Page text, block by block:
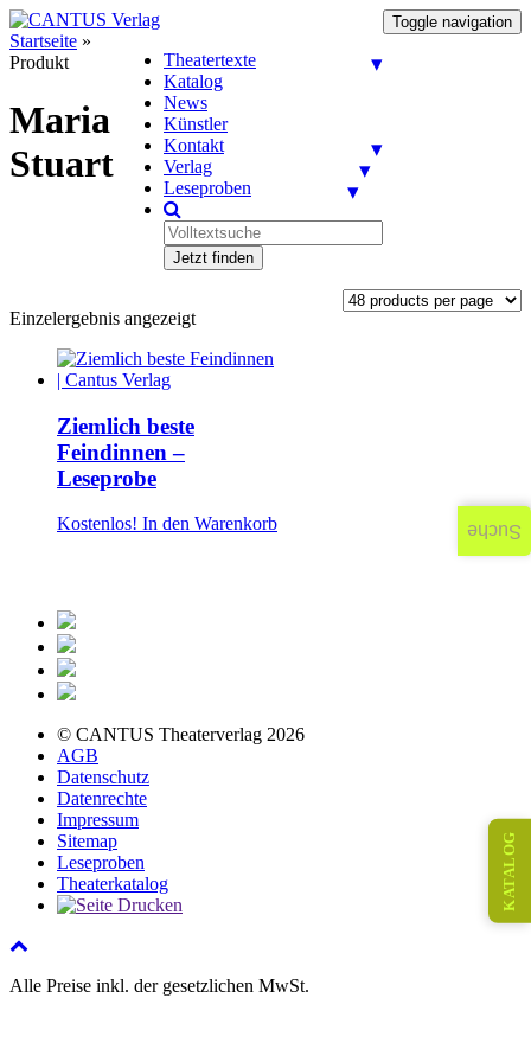
Toggle navigation
Theatertexte
Katalog
News
Künstler
Kontakt
Verlag
Leseproben
Jetzt finden
Startseite »
Produkt
Maria
Stuart
Einzelergebnis angezeigt
Ziemlich beste
Feindinnen –
Leseprobe
Kostenlos! In den Warenkorb
© CANTUS Theaterverlag 2026
AGB
Datenschutz
Datenrechte
Impressum
Sitemap
Leseproben
Theaterkatalog
Alle Preise inkl. der gesetzlichen MwSt.
KATALOG
Suche